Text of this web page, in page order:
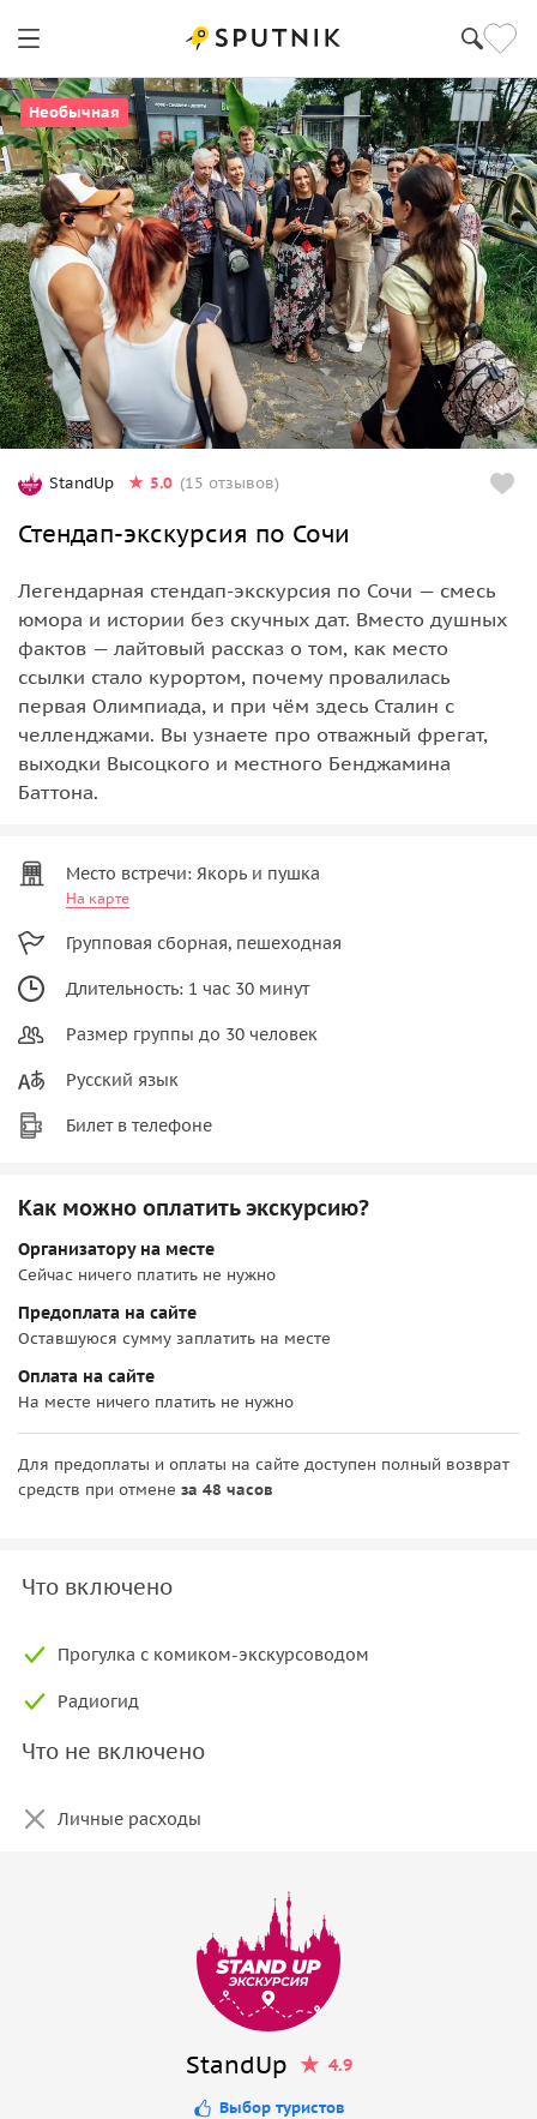
Необычная
StandUp 5.0 (15 отзывов)
Стендап-экскурсия по Сочи
Легендарная стендап-экскурсия по Сочи — смесь
юмора и истории без скучных дат. Вместо душных
фактов — лайтовый рассказ о том, как место
ссылки стало курортом, почему провалилась
первая Олимпиада, и при чём здесь Сталин с
челленджами. Вы узнаете про отважный фрегат,
выходки Высоцкого и местного Бенджамина
Баттона.
Место встречи: Якорь и пушка
На карте
Групповая сборная, пешеходная
Длительность: 1 час 30 минут
Размер группы до 30 человек
Русский язык
Билет в телефоне
Как можно оплатить экскурсию?
Организатору на месте
Сейчас ничего платить не нужно
Предоплата на сайте
Оставшуюся сумму заплатить на месте
Оплата на сайте
На месте ничего платить не нужно
Для предоплаты и оплаты на сайте доступен полный возврат
средств при отмене за 48 часов
Что включено
Прогулка с комиком-экскурсоводом
Радиогид
Что не включено
Личные расходы
StandUp 4.9
Выбор туристов